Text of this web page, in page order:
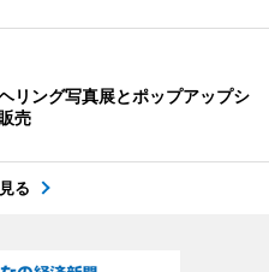
リング写真展とポップアップシ
売
る